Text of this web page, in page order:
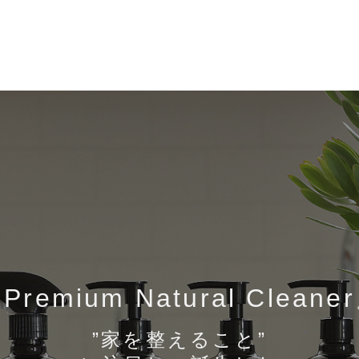
Premium Natural Cleaner
”家を整えること”